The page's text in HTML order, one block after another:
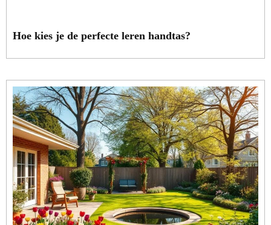
Hoe kies je de perfecte leren handtas?